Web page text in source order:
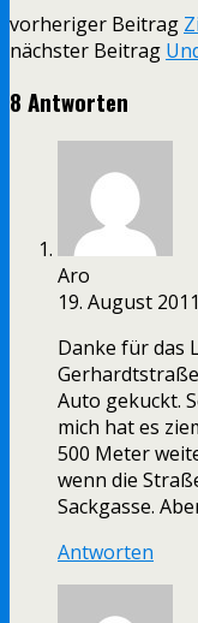
vorheriger Beitrag
nächster Beitrag
8 Antworten
Aro
19. August 2011
Danke für das
Auto gekuckt.
mich hat es
500 Meter
wenn die
Sackgasse.
Antworten